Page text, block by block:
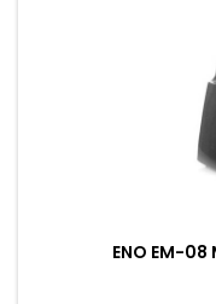
ENO EM-08